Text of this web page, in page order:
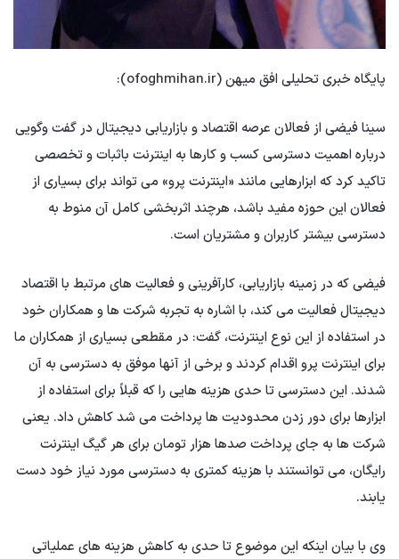
پایگاه خبری تحلیلی افق میهن (ofoghmihan.ir):
سینا فیضی از فعالان عرصه اقتصاد و بازاریابی دیجیتال در گفت وگویی
درباره اهمیت دسترسی کسب و کارها به اینترنت باثبات و تخصصی
تاکید کرد که ابزارهایی مانند «اینترنت پرو» می تواند برای بسیاری از
فعالان این حوزه مفید باشد، هرچند اثربخشی کامل آن منوط به
دسترسی بیشتر کاربران و مشتریان است.
فیضی که در زمینه بازاریابی، کارآفرینی و فعالیت های مرتبط با اقتصاد
دیجیتال فعالیت می کند، با اشاره به تجربه شرکت ها و همکاران خود
در استفاده از این نوع اینترنت، گفت: در مقطعی بسیاری از همکاران ما
برای اینترنت پرو اقدام کردند و برخی از آنها موفق به دسترسی به آن
شدند. این دسترسی تا حدی هزینه هایی را که قبلاً برای استفاده از
ابزارها برای دور زدن محدودیت ها پرداخت می شد کاهش داد. یعنی
شرکت ها به جای پرداخت صدها هزار تومان برای هر گیگ اینترنت
رایگان، می توانستند با هزینه کمتری به دسترسی مورد نیاز خود دست
یابند.
وی با بیان اینکه این موضوع تا حدی به کاهش هزینه های عملیاتی